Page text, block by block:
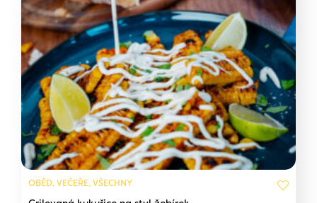
OBĚD, VEČEŘE, VŠECHNY